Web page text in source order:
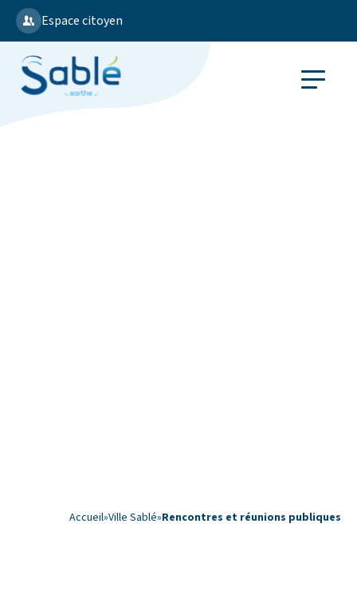
Espace citoyen
Accueil»Ville Sablé»Rencontres et réunions publiques